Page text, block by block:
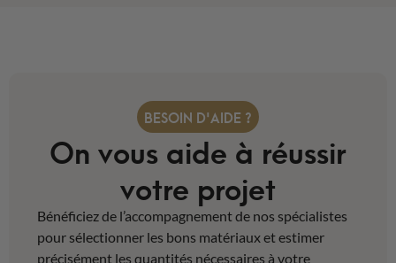
BESOIN D'AIDE ?
On vous aide à réussir
votre projet
Bénéficiez de l’accompagnement de nos spécialistes
pour sélectionner les bons matériaux et estimer
précisément les quantités nécessaires à votre